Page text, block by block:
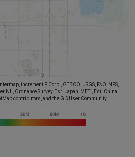
increment P Corp., GEBCO, USGS, FAO, NPS,
NL, Ordnance Survey, Esri Japan, METI, Esri China
contributors, and the GIS User Community